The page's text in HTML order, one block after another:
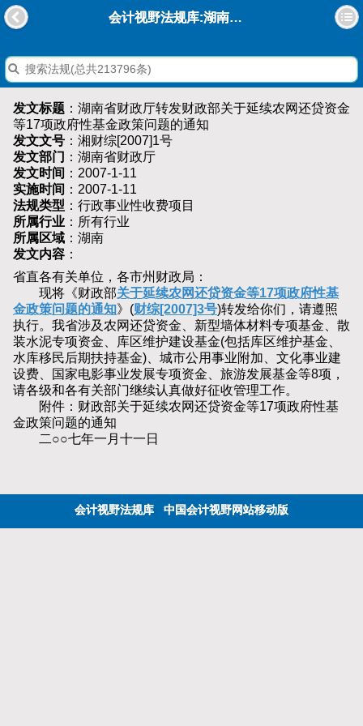
会计视野法规库:湖南省财政厅转发财政部关于延续农网还贷资金等17项政府性基金政策问题的通知
发文标题 ：湖南省财政厅转发财政部关于延续农网还贷资金
等17项政府性基金政策问题的通知
发文文号 ：湘财综[2007]1号
发文部门 ：湖南省财政厅
发文时间 ：2007-1-11
实施时间 ：2007-1-11
法规类型 ：行政事业性收费项目
所属行业 ：所有行业
所属区域 ：湖南
发文内容 ：
省直各有关单位，各市州财政局：
现将《财政部关于延续农网还贷资金等17项政府性基
金政策问题的通知》(财综[2007]3号)转发给你们，请遵照
执行。我省涉及农网还贷资金、新型墙体材料专项基金、散
装水泥专项资金、库区维护建设基金(包括库区维护基金、
水库移民后期扶持基金)、城市公用事业附加、文化事业建
设费、国家电影事业发展专项资金、旅游发展基金等8项，
请各级和各有关部门继续认真做好征收管理工作。
附件：财政部关于延续农网还贷资金等17项政府性基
金政策问题的通知
二○○七年一月十一日
会计视野法规库 中国会计视野网站移动版